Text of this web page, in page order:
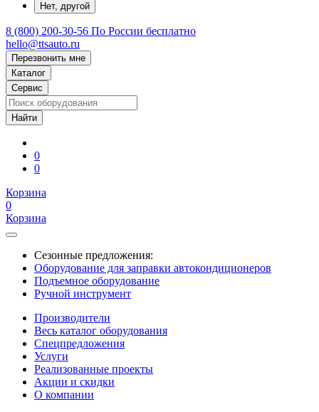
Нет, другой
8 (800) 200-30-56 По России бесплатно
hello@ttsauto.ru
Перезвонить мне
Каталог
Сервис
0
0
Корзина
0
Корзина
Сезонные предложения:
Оборудование для заправки автокондиционеров
Подъемное оборудование
Ручной инструмент
Производители
Весь каталог оборудования
Спецпредложения
Услуги
Реализованные проекты
Акции и скидки
О компании